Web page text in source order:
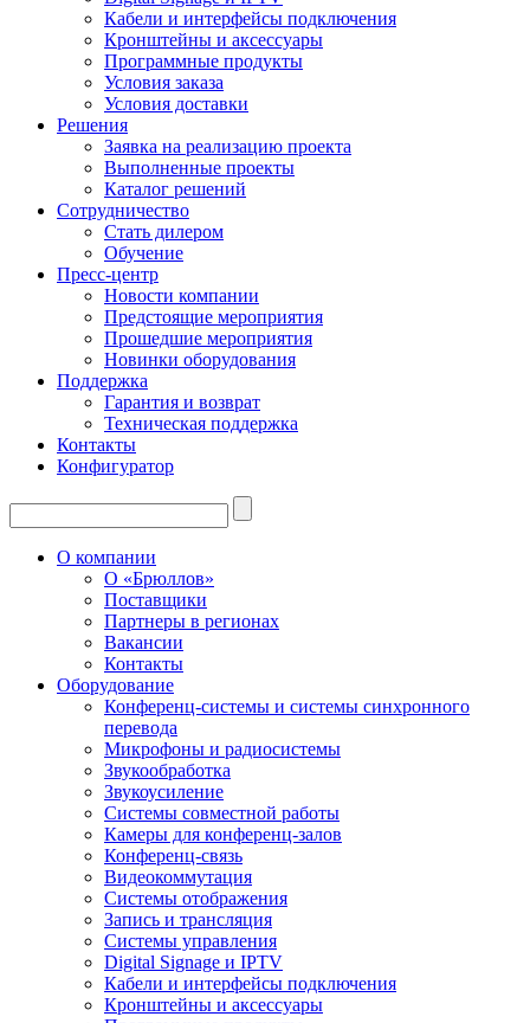
Кабели и интерфейсы подключения
Кронштейны и аксессуары
Программные продукты
Условия заказа
Условия доставки
Решения
Заявка на реализацию проекта
Выполненные проекты
Каталог решений
Сотрудничество
Стать дилером
Обучение
Пресс-центр
Новости компании
Предстоящие мероприятия
Прошедшие мероприятия
Новинки оборудования
Поддержка
Гарантия и возврат
Техническая поддержка
Контакты
Конфигуратор
О компании
О «Брюллов»
Поставщики
Партнеры в регионах
Вакансии
Контакты
Оборудование
Конференц-системы и системы синхронного
перевода
Микрофоны и радиосистемы
Звукообработка
Звукоусиление
Системы совместной работы
Камеры для конференц-залов
Конференц-связь
Видеокоммутация
Системы отображения
Запись и трансляция
Системы управления
Digital Signage и IPTV
Кабели и интерфейсы подключения
Кронштейны и аксессуары